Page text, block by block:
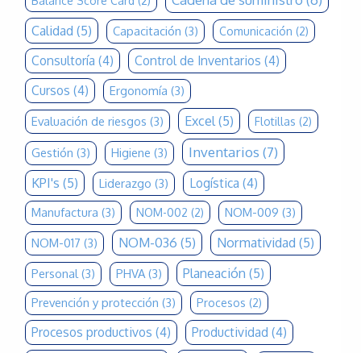
Calidad (5) Capacitación (3) Comunicación (2)
Consultoría (4) Control de Inventarios (4)
Cursos (4) Ergonomía (3)
Evaluación de riesgos (3) Excel(5) Flotillas (2)
Gestión (3) Higiene (3) Inventarios (7)
KPI's (5) Liderazgo (3) Logística (4)
Manufactura (3) NOM-002 (2) NOM-009 (3)
NOM-017 (3) NOM-036 (5) Normatividad (5)
Personal(3) PHVA(3) Planeación (5)
Prevención y protección (3) Procesos (2)
Procesos productivos (4) Productividad (4)